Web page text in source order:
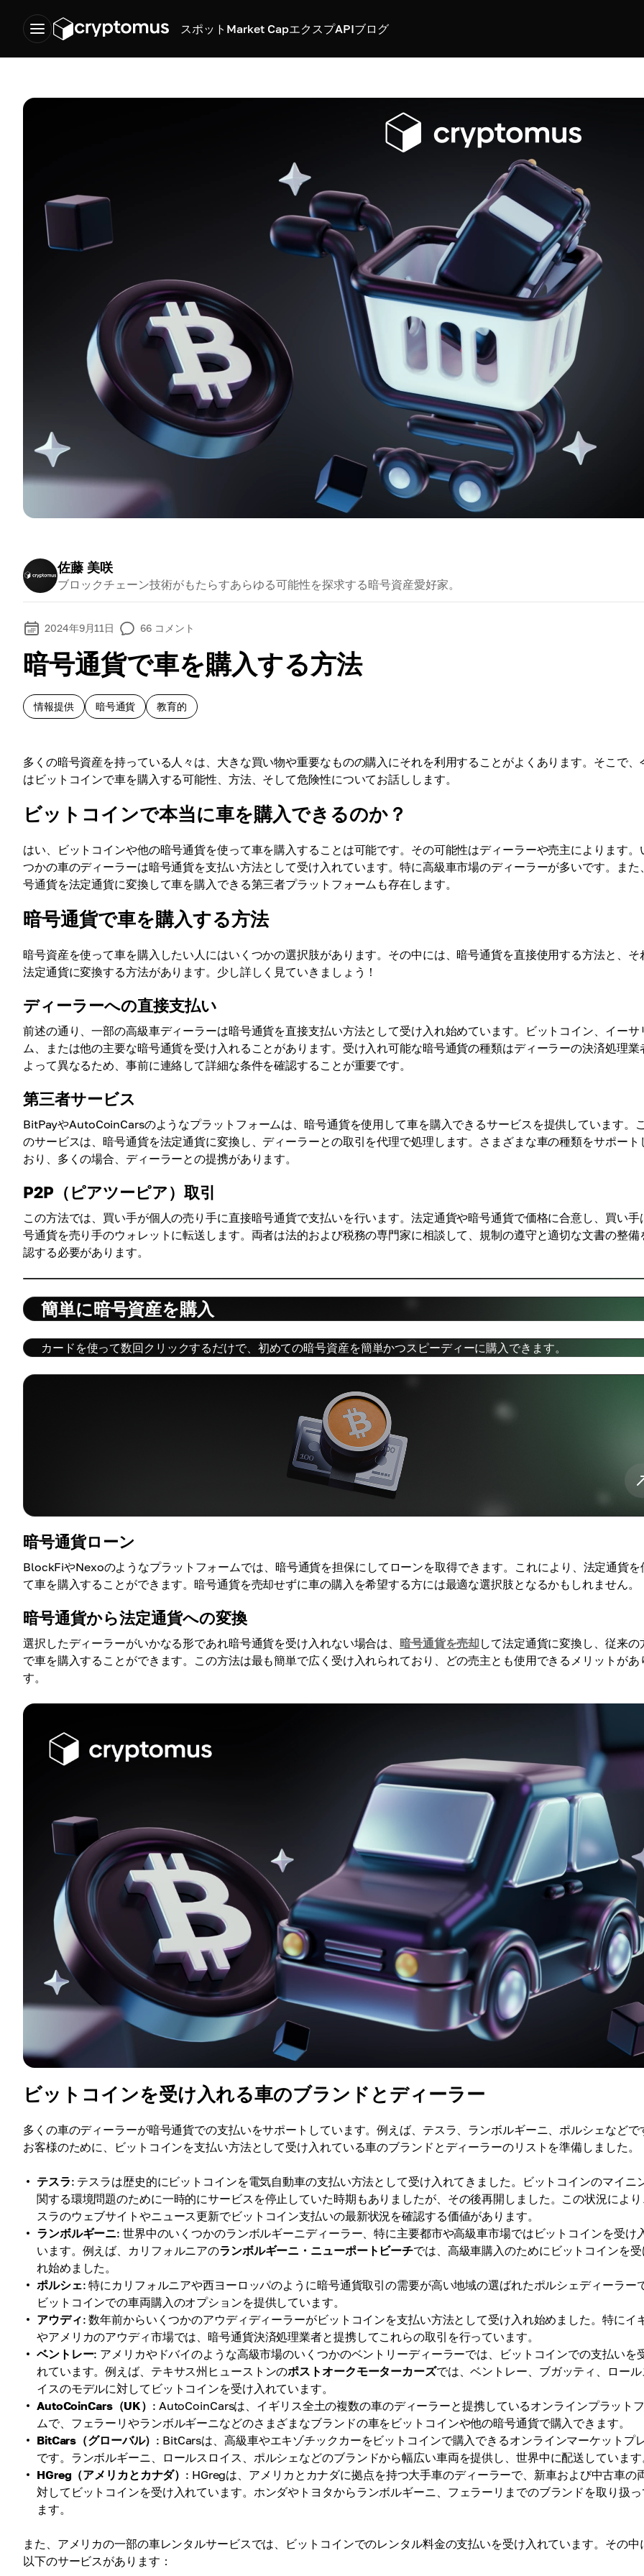
スポット Market CapエクスプAPIブログ
佐藤 美咲
ブロックチェーン技術がもたらすあらゆる可能性を探求する暗号資産愛好家。
2024年9月11日 66 コメント
暗号通貨で車を購入する方法
情報提供 暗号通貨 教育的
多くの暗号資産を持っている人々は、大きな買い物や重要なものの購入にそれを利用することがよくあります。そこで、
はビットコインで車を購入する可能性、方法、そして危険性についてお話しします。
ビットコインで本当に車を購入できるのか？
はい、ビットコインや他の暗号通貨を使って車を購入することは可能です。その可能性はディーラーや売主によります。
つかの車のディーラーは暗号通貨を支払い方法として受け入れています。特に高級車市場のディーラーが多いです。また
号通貨を法定通貨に変換して車を購入できる第三者プラットフォームも存在します。
暗号通貨で車を購入する方法
暗号資産を使って車を購入したい人にはいくつかの選択肢があります。その中には、暗号通貨を直接使用する方法と、そ
法定通貨に変換する方法があります。少し詳しく見ていきましょう！
ディーラーへの直接支払い
前述の通り、一部の高級車ディーラーは暗号通貨を直接支払い方法として受け入れ始めています。ビットコイン、イーサ
ム、または他の主要な暗号通貨を受け入れることがあります。受け入れ可能な暗号通貨の種類はディーラーの決済処理業
よって異なるため、事前に連絡して詳細な条件を確認することが重要です。
第三者サービス
BitPayやAutoCoinCarsのようなプラットフォームは、暗号通貨を使用して車を購入できるサービスを提供しています。
のサービスは、暗号通貨を法定通貨に変換し、ディーラーとの取引を代理で処理します。さまざまな車の種類をサポート
おり、多くの場合、ディーラーとの提携があります。
P2P（ピアツーピア）取引
この方法では、買い手が個人の売り手に直接暗号通貨で支払いを行います。法定通貨や暗号通貨で価格に合意し、買い手
号通貨を売り手のウォレットに転送します。両者は法的および税務の専門家に相談して、規制の遵守と適切な文書の整備
認する必要があります。
簡単に暗号資産を購入
カードを使って数回クリックするだけで、初めての暗号資産を簡単かつスピーディーに購入できます。
暗号通貨ローン
BlockFiやNexoのようなプラットフォームでは、暗号通貨を担保にしてローンを取得できます。これにより、法定通貨を
て車を購入することができます。暗号通貨を売却せずに車の購入を希望する方には最適な選択肢となるかもしれません。
暗号通貨から法定通貨への変換
選択したディーラーがいかなる形であれ暗号通貨を受け入れない場合は、 暗号通貨を売却して法定通貨に変換し、従来の
で車を購入することができます。この方法は最も簡単で広く受け入れられており、どの売主とも使用できるメリットがあ
す。
ビットコインを受け入れる車のブランドとディーラー
多くの車のディーラーが暗号通貨での支払いをサポートしています。例えば、テスラ、ランボルギーニ、ポルシェなどで
お客様のために、ビットコインを支払い方法として受け入れている車のブランドとディーラーのリストを準備しました。
テスラ: テスラは歴史的にビットコインを電気自動車の支払い方法として受け入れてきました。ビットコインのマイニ
関する環境問題のために一時的にサービスを停止していた時期もありましたが、その後再開しました。この状況によ
スラのウェブサイトやニュース更新でビットコイン支払いの最新状況を確認する価値があります。
ランボルギーニ: 世界中のいくつかのランボルギーニディーラー、特に主要都市や高級車市場ではビットコインを受け
います。例えば、カリフォルニアのランボルギーニ・ニューポートビーチでは、高級車購入のためにビットコインを
れ始めました。
ポルシェ: 特にカリフォルニアや西ヨーロッパのように暗号通貨取引の需要が高い地域の選ばれたポルシェディーラー
ビットコインでの車両購入のオプションを提供しています。
アウディ: 数年前からいくつかのアウディディーラーがビットコインを支払い方法として受け入れ始めました。特にイ
やアメリカのアウディ市場では、暗号通貨決済処理業者と提携してこれらの取引を行っています。
ベントレー: アメリカやドバイのような高級市場のいくつかのベントリーディーラーでは、ビットコインでの支払いを
れています。例えば、テキサス州ヒューストンのポストオークモーターカーズでは、ベントレー、ブガッティ、ロー
イスのモデルに対してビットコインを受け入れています。
AutoCoinCars（UK） : AutoCoinCarsは、イギリス全土の複数の車のディーラーと提携しているオンラインプラット
ムで、フェラーリやランボルギーニなどのさまざまなブランドの車をビットコインや他の暗号通貨で購入できます。
BitCars（グローバル） : BitCarsは、高級車やエキゾチックカーをビットコインで購入できるオンラインマーケットプ
です。ランボルギーニ、ロールスロイス、ポルシェなどのブランドから幅広い車両を提供し、世界中に配送していま
HGreg（アメリカとカナダ） : HGregは、アメリカとカナダに拠点を持つ大手車のディーラーで、新車および中古車の
対してビットコインを受け入れています。ホンダやトヨタからランボルギーニ、フェラーリまでのブランドを取り扱
ます。
また、アメリカの一部の車レンタルサービスでは、ビットコインでのレンタル料金の支払いを受け入れています。その中
以下のサービスがあります：